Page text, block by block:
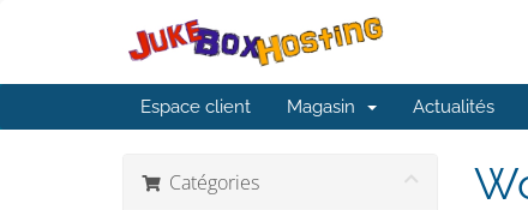
Espace client Magasin Actualités
Catégories